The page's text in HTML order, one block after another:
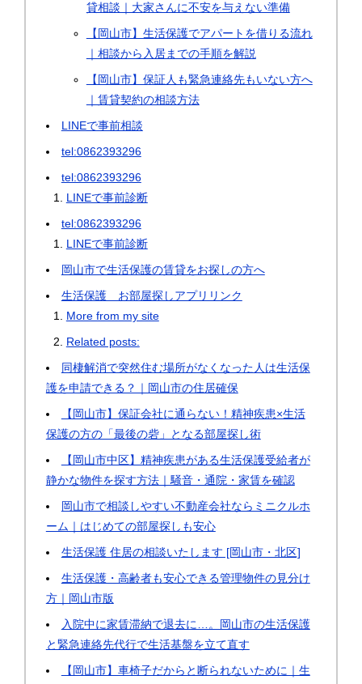
貸相談｜大家さんに不安を与えない準備
【岡山市】生活保護でアパートを借りる流れ
｜相談から入居までの手順を解説
【岡山市】保証人も緊急連絡先もいない方へ
｜賃貸契約の相談方法
LINEで事前相談
tel:0862393296
tel:0862393296
LINEで事前診断
tel:0862393296
LINEで事前診断
岡山市で生活保護の賃貸をお探しの方へ
生活保護 お部屋探しアプリリンク
More from my site
Related posts:
同棲解消で突然住む場所がなくなった人は生活保
護を申請できる？｜岡山市の住居確保
【岡山市】保証会社に通らない！精神疾患×生活
保護の方の「最後の砦」となる部屋探し術
【岡山市中区】精神疾患がある生活保護受給者が
静かな物件を探す方法｜騒音・通院・家賃を確認
岡山市で相談しやすい不動産会社ならミニクルホ
ーム｜はじめての部屋探しも安心
生活保護 住居の相談いたします [岡山市・北区]
生活保護・高齢者も安心できる管理物件の見分け
方｜岡山市版
入院中に家賃滞納で退去に…。岡山市の生活保護
と緊急連絡先代行で生活基盤を立て直す
【岡山市】車椅子だからと断られないために｜生